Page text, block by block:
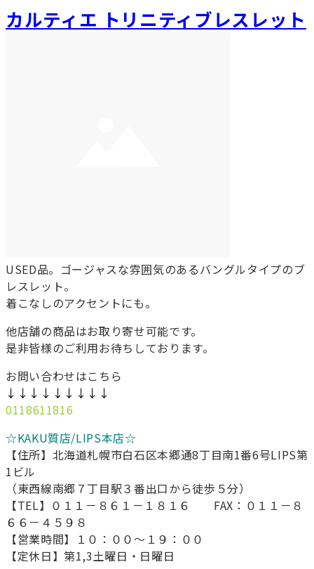
カルティエ トリニティブレスレット
USED品。ゴージャスな雰囲気のあるバングルタイプのブ
レスレット。
着こなしのアクセントにも。
他店舗の商品はお取り寄せ可能です。
是非皆様のご利用お待ちしております。
お問い合わせはこちら
↓↓↓↓↓↓↓↓↓
0118611816
☆KAKU質店/LIPS本店☆
【住所】北海道札幌市白石区本郷通8丁目南1番6号LIPS第
1ビル
（東西線南郷７丁目駅３番出口から徒歩５分）
【TEL】０１１－８６１－１８１６ FAX：０１１－８
６６－４５９８
【営業時間】１０：００～１９：００
【定休日】第1,3土曜日・日曜日